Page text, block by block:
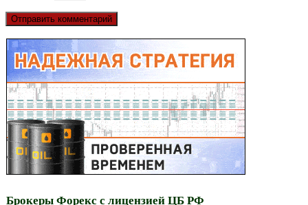
Брокеры Форекс с лицензией ЦБ РФ